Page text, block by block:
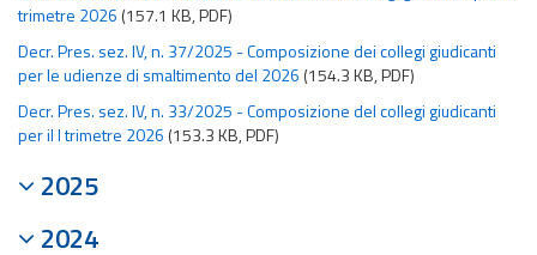
trimetre 2026 (157.1 KB, PDF)
Decr. Pres. sez. IV, n. 37/2025 - Composizione dei collegi giudicanti
per le udienze di smaltimento del 2026 (154.3 KB, PDF)
Decr. Pres. sez. IV, n. 33/2025 - Composizione del collegi giudicanti
per il I trimetre 2026 (153.3 KB, PDF)
2025
2024